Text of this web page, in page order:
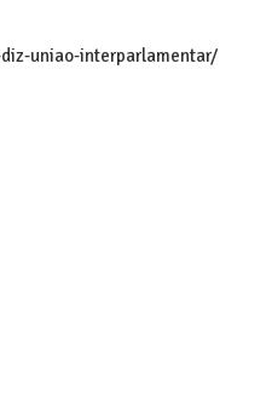
uniao-interparlamentar/